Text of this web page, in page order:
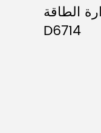
الطاقة
D6714